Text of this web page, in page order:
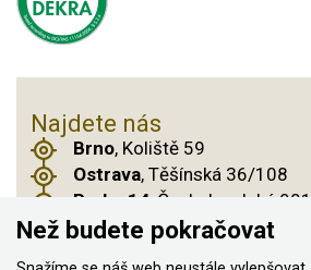
Najdete nás
Brno, Koliště 59
Ostrava, Těšínská 36/108
Praha 14, Českobrodská 901
Než budete pokračovat